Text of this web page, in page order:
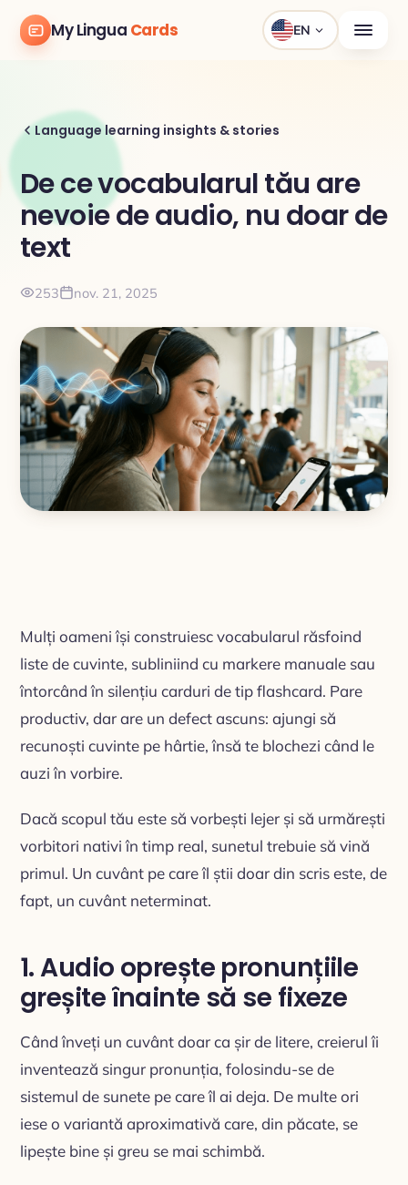
My Lingua Cards EN
Language learning insights & stories
De ce vocabularul tău are
nevoie de audio, nu doar de
text
253 nov. 21, 2025
Mulți oameni își construiesc vocabularul răsfoind
liste de cuvinte, subliniind cu markere manuale sau
întorcând în silențiu carduri de tip flashcard. Pare
productiv, dar are un defect ascuns: ajungi să
recunoști cuvinte pe hârtie, însă te blochezi când le
auzi în vorbire.
Dacă scopul tău este să vorbești lejer și să urmărești
vorbitori nativi în timp real, sunetul trebuie să vină
primul. Un cuvânt pe care îl știi doar din scris este, de
fapt, un cuvânt neterminat.
1. Audio oprește pronunțiile
greșite înainte să se fixeze
Când înveți un cuvânt doar ca șir de litere, creierul îi
inventează singur pronunția, folosindu-se de
sistemul de sunete pe care îl ai deja. De multe ori
iese o variantă aproximativă care, din păcate, se
lipește bine și greu se mai schimbă.